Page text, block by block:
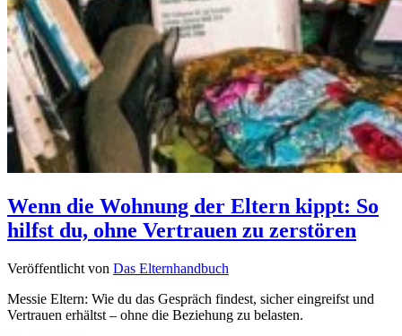
Wenn die Wohnung der Eltern kippt: So
hilfst du, ohne Vertrauen zu zerstören
Veröffentlicht von Das Elternhandbuch
Messie Eltern: Wie du das Gespräch findest, sicher eingreifst und
Vertrauen erhältst – ohne die Beziehung zu belasten.